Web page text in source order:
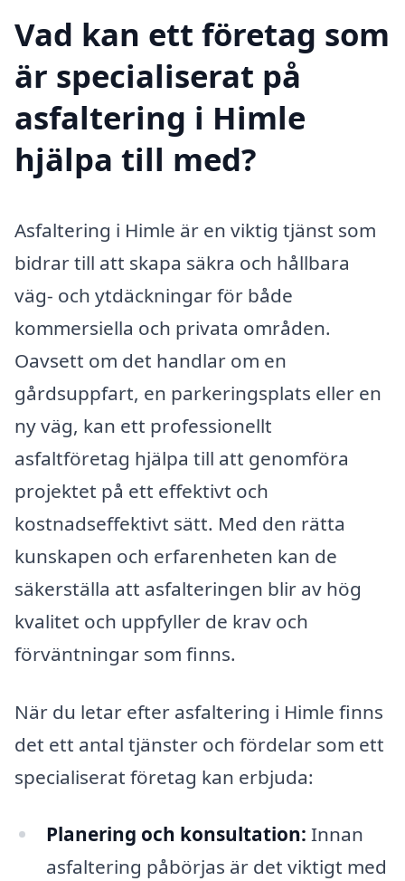
Vad kan ett företag som
är specialiserat på
asfaltering i Himle
hjälpa till med?
Asfaltering i Himle är en viktig tjänst som
bidrar till att skapa säkra och hållbara
väg- och ytdäckningar för både
kommersiella och privata områden.
Oavsett om det handlar om en
gårdsuppfart, en parkeringsplats eller en
ny väg, kan ett professionellt
asfaltföretag hjälpa till att genomföra
projektet på ett effektivt och
kostnadseffektivt sätt. Med den rätta
kunskapen och erfarenheten kan de
säkerställa att asfalteringen blir av hög
kvalitet och uppfyller de krav och
förväntningar som finns.
När du letar efter asfaltering i Himle finns
det ett antal tjänster och fördelar som ett
specialiserat företag kan erbjuda:
Planering och konsultation: Innan
asfaltering påbörjas är det viktigt med